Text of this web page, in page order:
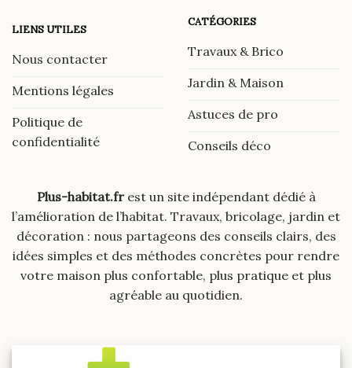
LIENS UTILES
Nous contacter
Mentions légales
Politique de
confidentialité
CATÉGORIES
Travaux & Brico
Jardin & Maison
Astuces de pro
Conseils déco
Plus-habitat.frest un site indépendant dédié à
l’amélioration de l’habitat. Travaux, bricolage, jardin et
décoration : nous partageons des conseils clairs, des
idées simples et des méthodes concrètes pour rendre
votre maison plus confortable, plus pratique et plus
agréable au quotidien.